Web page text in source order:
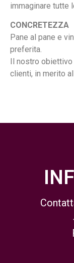
immaginare tutte
CONCRETEZZA
Pane al pane e
preferita.
Il nostro
clienti, in merito